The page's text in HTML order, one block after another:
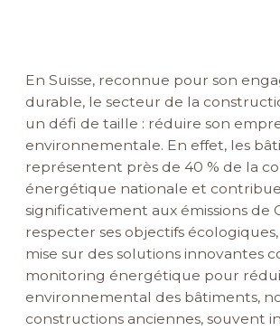
En Suisse, reconnue pour son
durable, le secteur de la
un défi de taille : réduire son
environnementale. En effet, les
représentent près de 40 % de la
énergétique nationale et
significativement aux émissions de
respecter ses objectifs
mise sur des solutions innovantes
monitoring énergétique pour
environnemental des bâtiments,
constructions anciennes, souvent